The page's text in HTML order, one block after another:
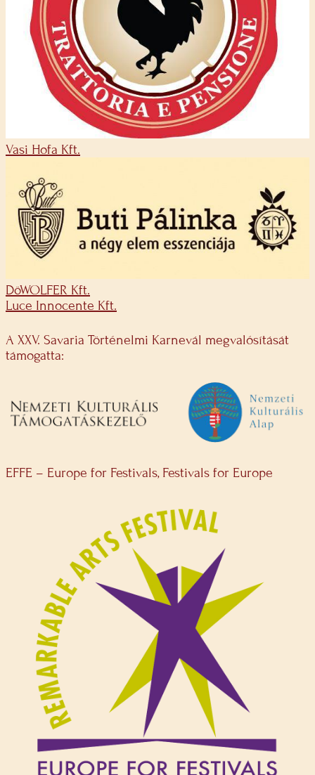
Vasi Hofa Kft.
DöWOLFER Kft.
Luce Innocente Kft.
A XXV. Savaria Történelmi Karnevál megvalósítását
támogatta:
EFFE – Europe for Festivals, Festivals for Europe